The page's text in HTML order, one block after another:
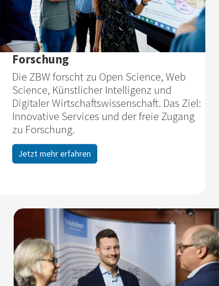
Forschung
Die ZBW forscht zu Open Science, Web
Science, Künstlicher Intelligenz und
Digitaler Wirtschafts­wissenschaft. Das Ziel:
Innovative Services und der freie Zugang
zu Forschung.
Jetzt mehr erfahren